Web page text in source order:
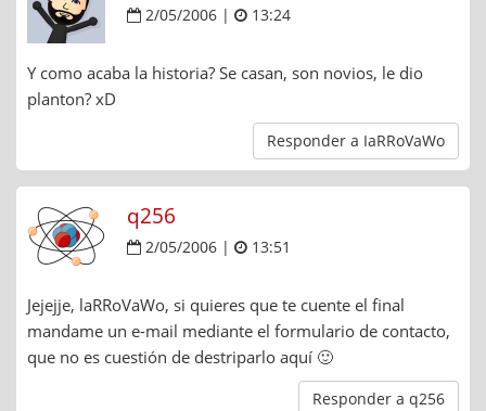
2/05/2006 | 13:24
Y como acaba la historia? Se casan, son novios, le dio
planton? xD
Responder a IaRRoVaWo
q256
2/05/2006 | 13:51
Jejejje, laRRoVaWo, si quieres que te cuente el final
mandame un e-mail mediante el formulario de contacto,
que no es cuestión de destriparlo aquí 🙂
Responder a q256